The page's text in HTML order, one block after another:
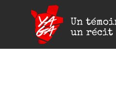
Yaga
Burundi